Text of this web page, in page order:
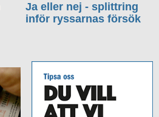
Ja eller nej - splittring
inför ryssarnas försök